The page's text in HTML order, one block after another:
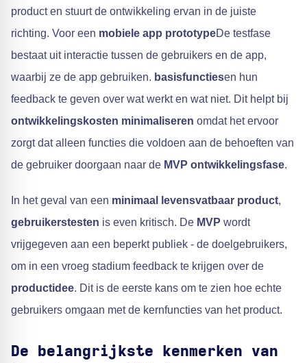
product en stuurt de ontwikkeling ervan in de juiste
richting. Voor een mobiele app prototypeDe testfase
bestaat uit interactie tussen de gebruikers en de app,
waarbij ze de app gebruiken. basisfunctiesen hun
feedback te geven over wat werkt en wat niet. Dit helpt bij
ontwikkelingskosten minimaliseren omdat het ervoor
zorgt dat alleen functies die voldoen aan de behoeften van
de gebruiker doorgaan naar de MVP ontwikkelingsfase.
In het geval van een minimaal levensvatbaar product,
gebruikerstesten is even kritisch. De MVP wordt
vrijgegeven aan een beperkt publiek - de doelgebruikers,
om in een vroeg stadium feedback te krijgen over de
productidee. Dit is de eerste kans om te zien hoe echte
gebruikers omgaan met de kernfuncties van het product.
De belangrijkste kenmerken van